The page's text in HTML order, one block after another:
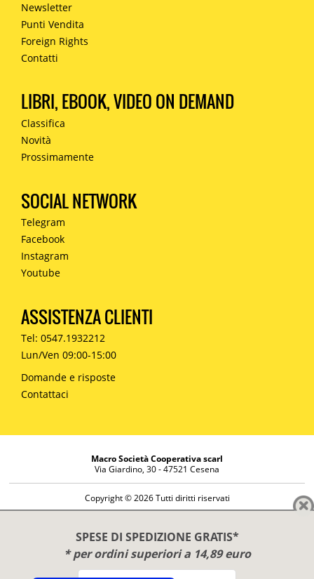
SPESE DI SPEDIZIONE GRATIS*
* per ordini superiori a 14,89 euro
Newsletter
Punti Vendita
Foreign Rights
Contatti
LIBRI, EBOOK, VIDEO ON DEMAND
Classifica
Novità
Prossimamente
SOCIAL NETWORK
Telegram
Facebook
Instagram
Youtube
ASSISTENZA CLIENTI
Tel: 0547.1932212
Lun/Ven 09:00-15:00
Domande e risposte
Contattaci
Macro Società Cooperativa scarl
Via Giardino, 30 - 47521 Cesena
Copyright © 2026 Tutti diritti riservati
Diritto di reso
Disclaimer
Privacy Policy